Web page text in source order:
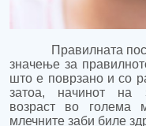
Правилната
значење за
што е поврзано и со
затоа, начинот на
возраст во голема
млечните заби биле